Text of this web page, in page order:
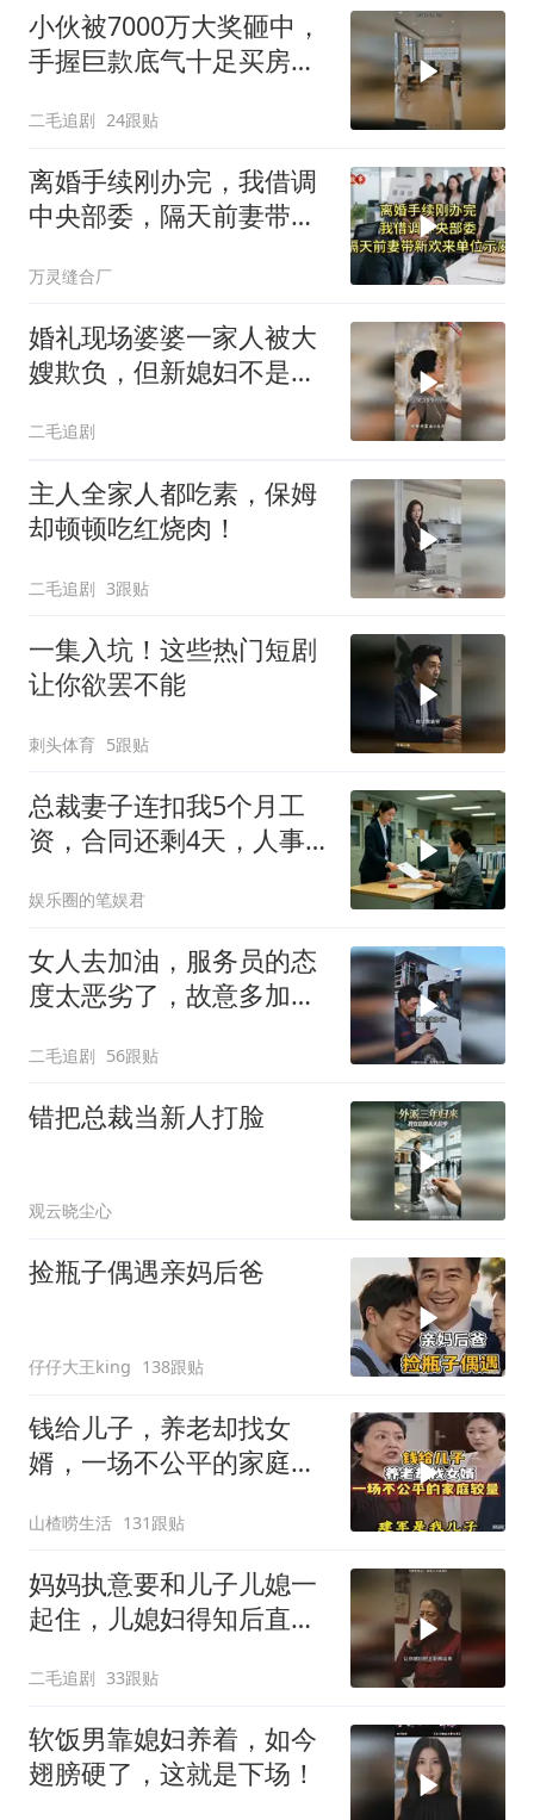
小伙被7000万大奖砸中，
手握巨款底气十足买房不
二毛追剧 24跟贴
离婚手续刚办完，我借调
中央部委，隔天前妻带新
万灵缝合厂
婚礼现场婆婆一家人被大
嫂欺负，但新媳妇不是好
二毛追剧
主人全家人都吃素，保姆
却顿顿吃红烧肉！
二毛追剧 3跟贴
一集入坑！这些热门短剧
让你欲罢不能
刺头体育 5跟贴
总裁妻子连扣我5个月工
资，合同还剩4天，人事
娱乐圈的笔娱君
女人去加油，服务员的态
度太恶劣了，故意多加油
二毛追剧 56跟贴
错把总裁当新人打脸
观云晓尘心
捡瓶子偶遇亲妈后爸
仔仔大王king 138跟贴
钱给儿子，养老却找女
婿，一场不公平的家庭较
山楂唠生活 131跟贴
妈妈执意要和儿子儿媳一
起住，儿媳妇得知后直接
二毛追剧 33跟贴
软饭男靠媳妇养着，如今
翅膀硬了，这就是下场！